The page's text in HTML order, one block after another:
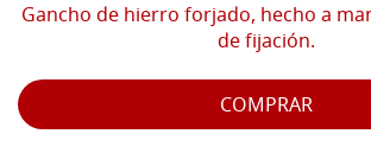
Gancho de hierro forjado, hecho a
de fijación.
COMPRAR